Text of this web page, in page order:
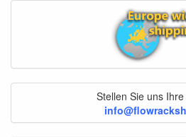
Stellen Sie uns